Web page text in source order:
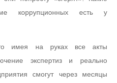
коррупционных есть у
имея на руках все акты
экспертиз и реально
смогут через месяцы